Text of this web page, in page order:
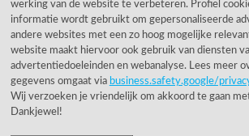
Klantwaardering
"Zeer goed" - eKomi.be
Cijfer: 9.4 (3230 recensies)
werking van de website te verbeteren. Profiel
informatie wordt gebruikt om gepersonaliseerde
andere websites met een zo hoog mogelijke
website maakt hiervoor ook gebruik van diensten
advertentiedoeleinden en webanalyse. Lees meer
gegevens omgaat via business.safety.google/
Wij verzoeken je vriendelijk om akkoord te gaan
Dankjewel!